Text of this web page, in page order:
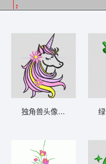
独角兽头像装饰图案 独角